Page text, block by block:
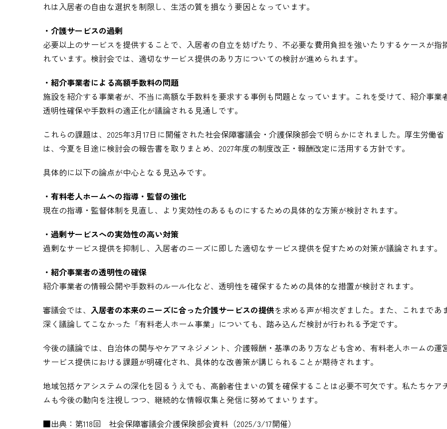
れは入居者の自由な選択を制限し、生活の質を損なう要因となっています。
・介護サービスの過剰
必要以上のサービスを提供することで、入居者の自立を妨げたり、不必要な費用負担を強いたりするケースが指
れています。検討会では、適切なサービス提供のあり方についての検討が進められます。
・紹介事業者による高額手数料の問題
施設を紹介する事業者が、不当に高額な手数料を要求する事例も問題となっています。これを受けて、紹介事業
透明性確保や手数料の適正化が議論される見通しです。
これらの課題は、2025年3月17日に開催された社会保障審議会・介護保険部会で明らかにされました。厚生労働省
は、今夏を目途に検討会の報告書を取りまとめ、2027年度の制度改正・報酬改定に活用する方針です。
具体的に以下の論点が中心となる見込みです。
・有料老人ホームへの指導・監督の強化
現在の指導・監督体制を見直し、より実効性のあるものにするための具体的な方策が検討されます。
・過剰サービスへの実効性の高い対策
過剰なサービス提供を抑制し、入居者のニーズに即した適切なサービス提供を促すための対策が議論されます。
・紹介事業者の透明性の確保
紹介事業者の情報公開や手数料のルール化など、透明性を確保するための具体的な措置が検討されます。
審議会では、 入居者の本来のニーズに合った介護サービスの提供を求める声が相次ぎました。また、これまであ
深く議論してこなかった「有料老人ホーム事業」についても、踏み込んだ検討が行われる予定です。
今後の議論では、自治体の関与やケアマネジメント、介護報酬・基準のあり方なども含め、有料老人ホームの運
サービス提供における課題が明確化され、具体的な改善策が講じられることが期待されます。
地域包括ケアシステムの深化を図るうえでも、高齢者住まいの質を確保することは必要不可欠です。私たちケア
ムも今後の動向を注視しつつ、継続的な情報収集と発信に努めてまいります。
■出典：第118回 社会保障審議会介護保険部会資料（2025/3/17開催）